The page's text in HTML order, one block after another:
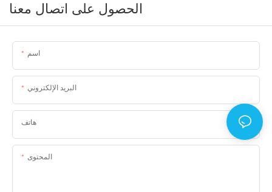
الحصول على اتصال معنا
اسم
البريد الإلكتروني
هاتف
المحتوى